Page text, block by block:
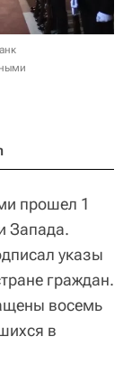
прошел 1
Запада.
указы
граждан.
восемь
в